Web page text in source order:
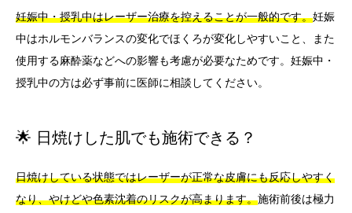
妊娠中・授乳中はレーザー治療を控えることが一般的です。妊娠
中はホルモンバランスの変化でほくろが変化しやすいこと、また
使用する麻酔薬などへの影響も考慮が必要なためです。妊娠中・
授乳中の方は必ず事前に医師に相談してください。
🌟 日焼けした肌でも施術できる？
日焼けしている状態ではレーザーが正常な皮膚にも反応しやすく
なり、やけどや色素沈着のリスクが高まります。施術前後は極力